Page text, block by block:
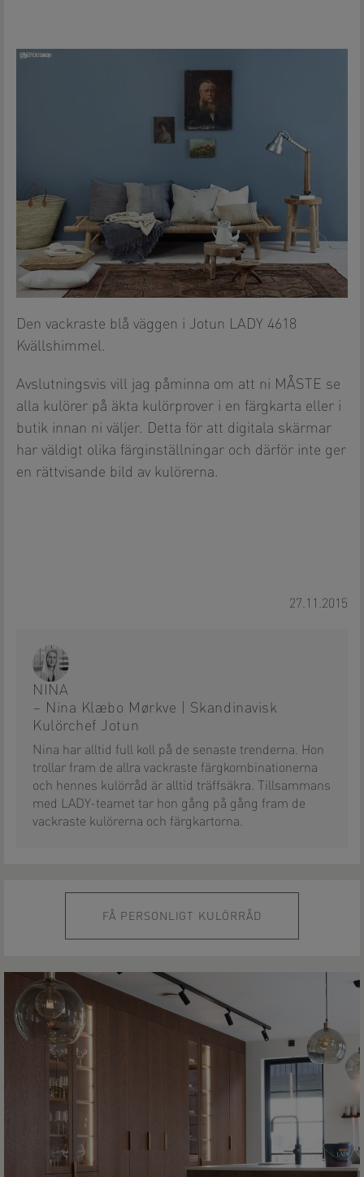
Den vackraste blå väggen i Jotun LADY 4618
Kvällshimmel.
Avslutningsvis vill jag påminna om att ni MÅSTE se
alla kulörer på äkta kulörprover i en färgkarta eller i
butik innan ni väljer. Detta för att digitala skärmar
har väldigt olika färginställningar och därför inte ger
en rättvisande bild av kulörerna.
27.11.2015
NINA
– Nina Klæbo Mørkve | Skandinavisk
Kulörchef Jotun
Nina har alltid full koll på de senaste trenderna. Hon
trollar fram de allra vackraste färgkombinationerna
och hennes kulörråd är alltid träffsäkra. Tillsammans
med LADY-teamet tar hon gång på gång fram de
vackraste kulörerna och färgkartorna.
FÅ PERSONLIGT KULÖRRÅD